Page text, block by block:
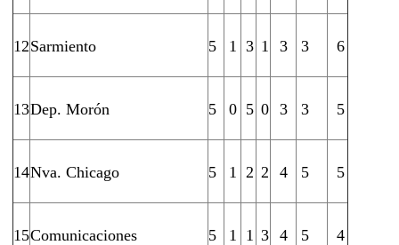
12Sarmiento 5 1 3 1 3 3 6
13Dep. Morón 5 0 5 0 3 3 5
14Nva. Chicago 5 1 2 2 4 5 5
15Comunicaciones 5 1 1 3 4 5 4